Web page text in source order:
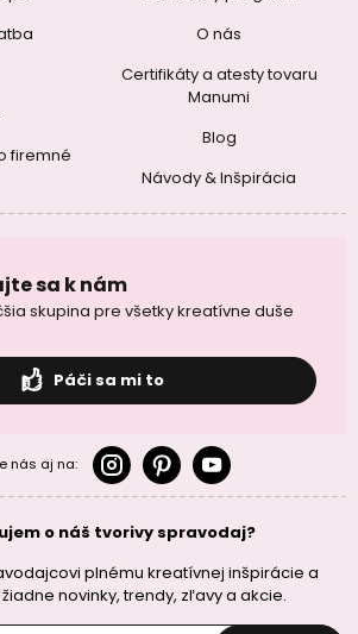
firemné
O nás
Certifikáty a atesty tovaru
Manumi
Blog
Návody & Inšpirácia
sa k nám
skupina pre všetky kreatívne duše
Páči sa mi to
nás aj na:
o náš tvorivy spravodaj?
plnému kreatívnej inšpirácie a
novinky, trendy, zľavy a akcie.